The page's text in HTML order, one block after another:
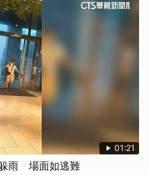
01:21
雨 場面如逃難